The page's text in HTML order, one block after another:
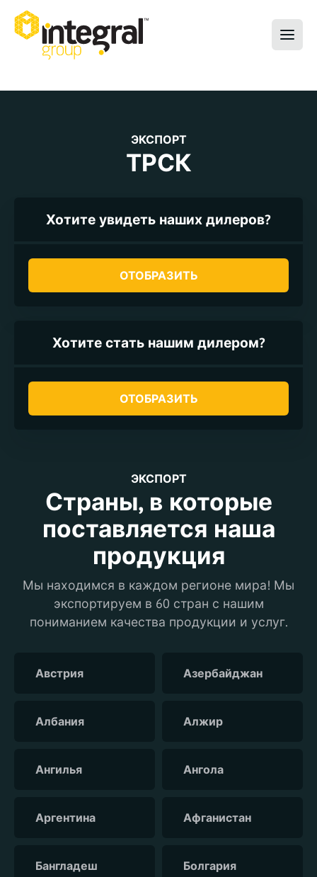
ЭКСПОРТ
ТРСК
Хотите увидеть наших дилеров?
ОТОБРАЗИТЬ
Хотите стать нашим дилером?
ОТОБРАЗИТЬ
ЭКСПОРТ
Страны, в которые
поставляется наша
продукция
Мы находимся в каждом регионе мира! Мы
экспортируем в 60 стран с нашим
пониманием качества продукции и услуг.
Австрия Азербайджан
Албания Алжир
Ангилья Ангола
Аргентина Афганистан
Бангладеш Болгария